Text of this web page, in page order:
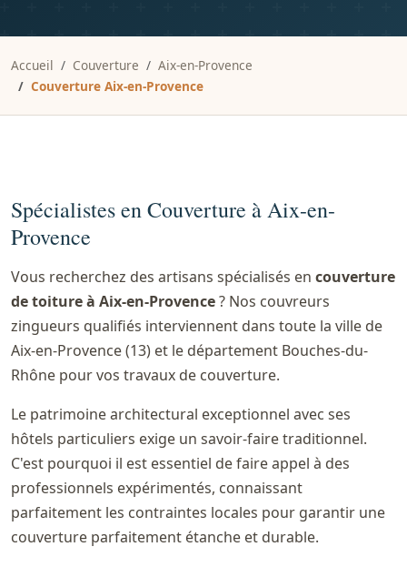
Accueil Couverture
Aix-en-Provence
Couverture Aix-en-Provence
Spécialistes en Couverture à Aix-en-
Provence
Vous recherchez des artisans spécialisés en couverture
de toiture à Aix-en-Provence? Nos couvreurs
zingueurs qualifiés interviennent dans toute la ville de
Aix-en-Provence (13) et le département Bouches-du-
Rhône pour vos travaux de couverture.
Le patrimoine architectural exceptionnel avec ses
hôtels particuliers exige un savoir-faire traditionnel.
C'est pourquoi il est essentiel de faire appel à des
professionnels expérimentés, connaissant
parfaitement les contraintes locales pour garantir une
couverture parfaitement étanche et durable.